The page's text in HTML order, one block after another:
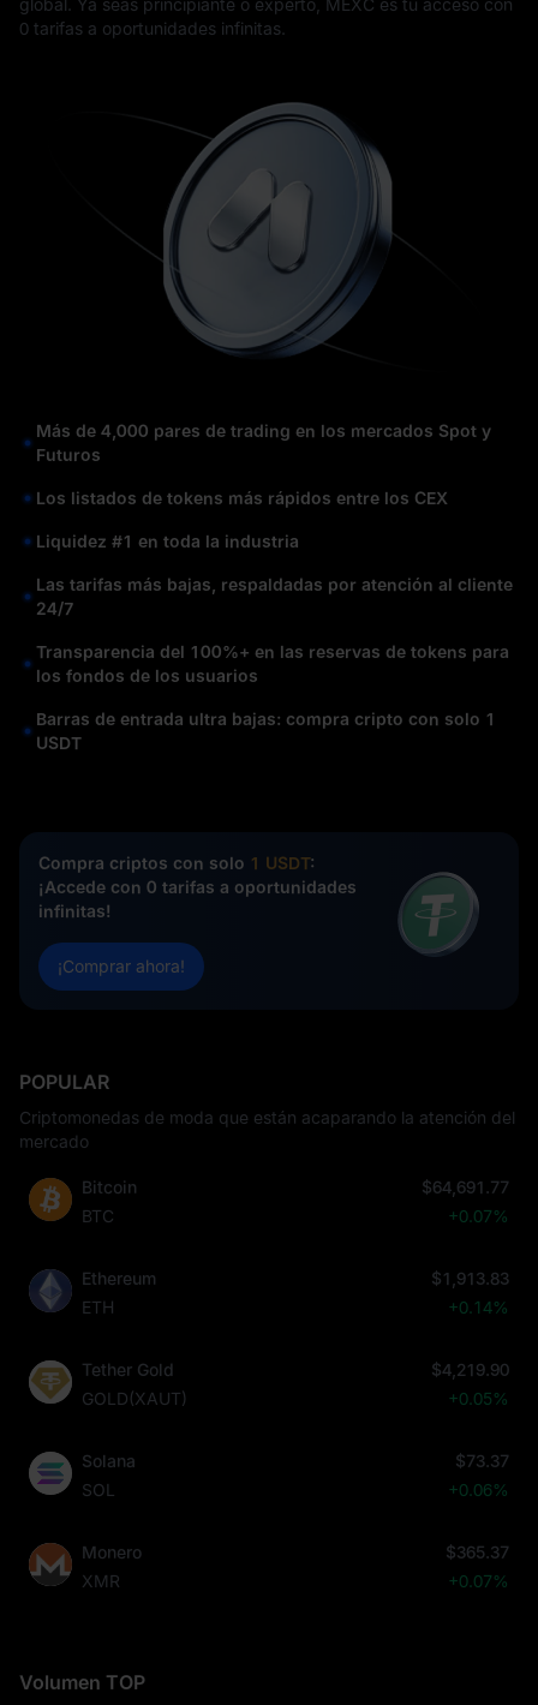
global. Ya seas principiante o experto, MEXC es tu acceso con
0 tarifas a oportunidades infinitas.
Más de 4,000 pares de trading en los mercados Spot y
Futuros
Los listados de tokens más rápidos entre los CEX
Liquidez #1 en toda la industria
Las tarifas más bajas, respaldadas por atención al cliente
24/7
Transparencia del 100%+ en las reservas de tokens para
los fondos de los usuarios
Barras de entrada ultra bajas: compra cripto con solo 1
USDT
Compra criptos con solo 1 USDT:
¡Accede con 0 tarifas a oportunidades
infinitas!
¡Comprar ahora!
POPULAR
Criptomonedas de moda que están acaparando la atención del
mercado
Bitcoin
BTC
$64,691.77
+0.07%
Ethereum
ETH
$1,913.83
+0.14%
Tether Gold
GOLD(XAUT)
$4,219.90
+0.05%
Solana
SOL
$73.37
+0.06%
Monero
XMR
$365.37
+0.07%
Volumen TOP